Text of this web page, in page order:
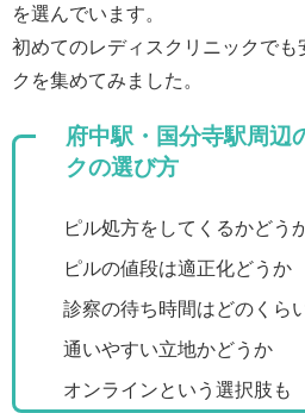
を選んでいます。
初めてのレディスクリニックでも
クを集めてみました。
府中駅・国分寺駅周辺
クの選び方
ピル処方をしてくるかどう
ピルの値段は適正化どうか
診察の待ち時間はどのくら
通いやすい立地かどうか
オンラインという選択肢も